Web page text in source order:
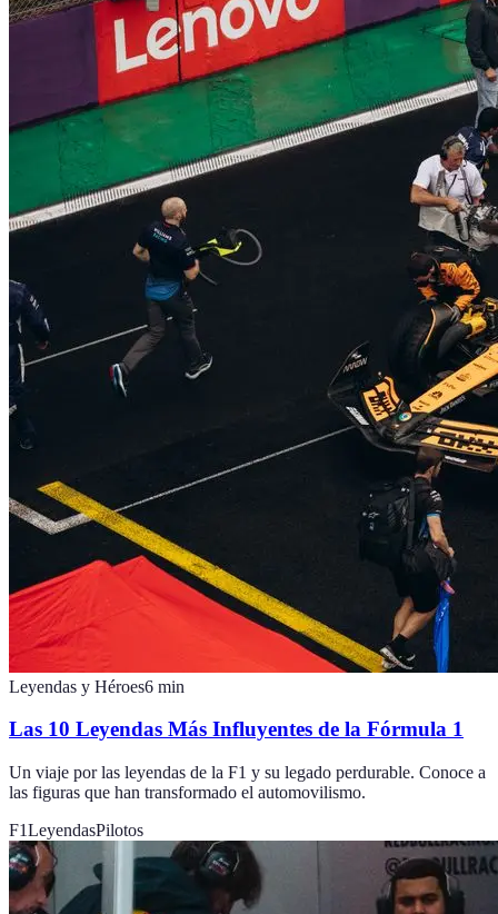
Leyendas y Héroes6 min
Las 10 Leyendas Más Influyentes de la Fórmula 1
Un viaje por las leyendas de la F1 y su legado perdurable. Conoce a
las figuras que han transformado el automovilismo.
F1LeyendasPilotos